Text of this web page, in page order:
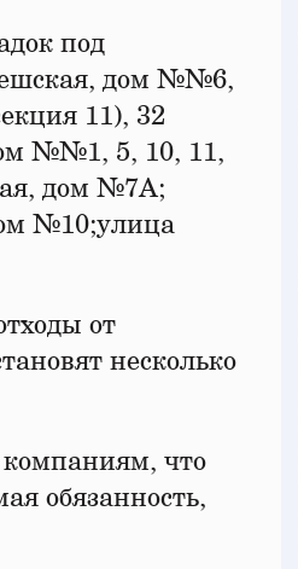
под
дом №№6,
11), 32
№№1, 5, 10, 11,
дом №7А;
№10;улица
от
несколько
что
обязанность,